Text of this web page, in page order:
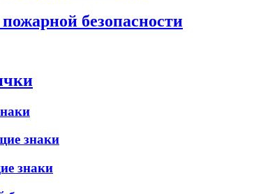
безопасности
знаки
знаки